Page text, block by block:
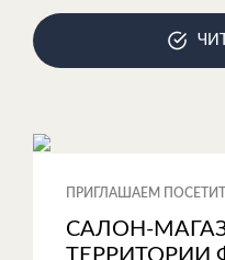
ПРИГЛАШАЕМ
САЛОН-
ТЕРРИТОРИИ